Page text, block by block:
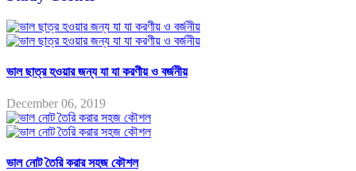
ভাল ছাত্র হওয়ার জন্য যা যা করণীয় ও বর্জনীয়
December 06, 2019
ভাল নোট তৈরি করার সহজ কৌশল